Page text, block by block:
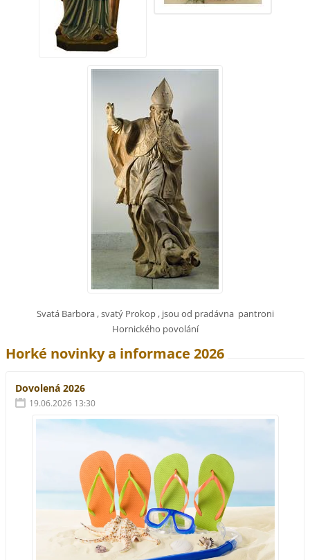
Svatá Barbora , svatý Prokop , jsou od pradávna pantroni
Hornického povolání
Horké novinky a informace 2026
Dovolená 2026
19.06.2026 13:30